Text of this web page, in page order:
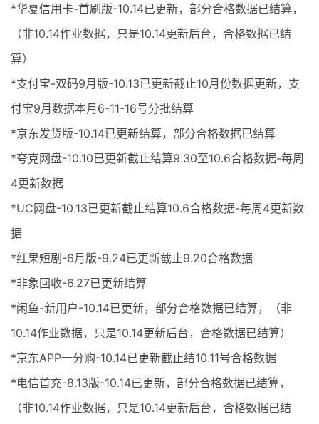
*华夏信用卡-首刷版-10.14已更新，部分合格数据已结算，
（非10.14作业数据，只是10.14更新后台，合格数据已结
算）
*支付宝-双码9月版-10.13已更新截止10月份数据更新，支
付宝9月数据本月6-11-16号分批结算
*京东发货版-10.14已更新结算，部分合格数据已结算
*夸克网盘-10.10已更新截止结算9.30至10.6合格数据-每周
4更新数据
*UC网盘-10.13已更新截止结算10.6合格数据-每周4更新数
据
*红果短剧-6月版-9.24已更新截止9.20合格数据
*非象回收-6.27已更新结算
*闲鱼-新用户-10.14已更新，部分合格数据已结算，（非
10.14作业数据，只是10.14更新后台，合格数据已结算）
*京东APP一分购-10.14已更新截止结10.11号合格数据
*电信首充-8.13版-10.14已更新，部分合格数据已结算，
（非10.14作业数据，只是10.14更新后台，合格数据已结